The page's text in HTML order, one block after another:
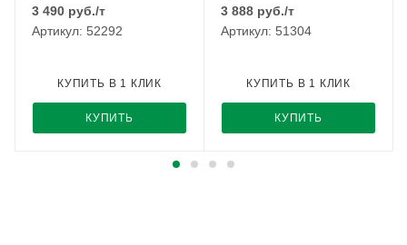
3 490 руб./т
Артикул: 52292
КУПИТЬ
КУПИТЬ В 1 КЛИК
3 888 руб./т
Артикул: 51304
КУПИТЬ
КУПИТЬ В 1 КЛИК